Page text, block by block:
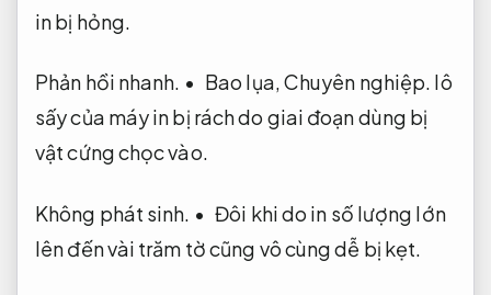
in bị hỏng.
Phản hồi nhanh. • Bao lụa,Chuyên nghiệp. lô
sấy của máy in bị rách do giai đoạn dùng bị
vật cứng chọc vào.
Không phát sinh. • Đôi khi do in số lượng lớn
lên đến vài trăm tờ cũng vô cùng dễ bị kẹt.